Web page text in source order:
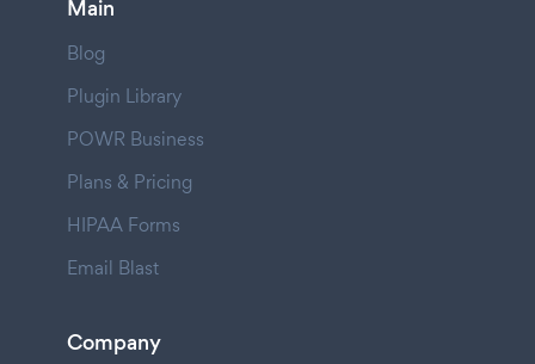
Main
Blog
Plugin Library
POWR Business
Plans & Pricing
HIPAA Forms
Email Blast
Company